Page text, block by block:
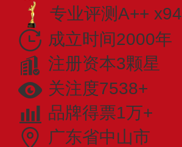
专业​评测A++ x94
成立时间2000年
注册资本3颗星
关注度7538+
品牌得票1万+
广东省中山市